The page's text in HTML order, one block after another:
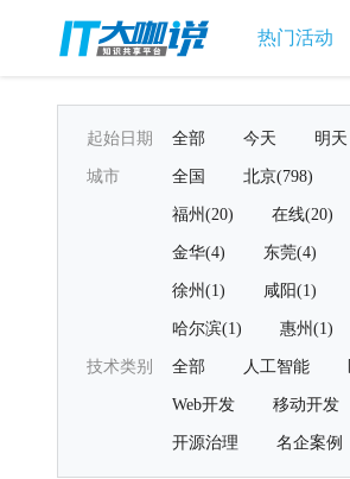
热门活动
起始日期 全部 今天 明天
城市 全国 北京(798)
福州(20) 在线(20)
金华(4) 东莞(4)
徐州(1) 咸阳(1)
哈尔滨(1) 惠州(1)
技术类别 全部 人工智能
Web开发 移动开发
开源治理 名企案例